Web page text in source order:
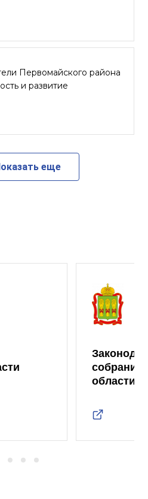
Первомайского района
и развитие
еще
собрание
области